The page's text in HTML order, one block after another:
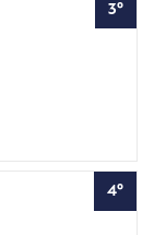
3º
4º